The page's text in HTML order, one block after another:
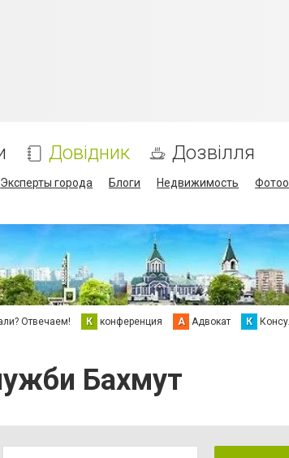
Довідник Дозвілля
Эксперты города Блоги Недвижимость
Отвечаем! К конференция А Адвокат К
Бахмут